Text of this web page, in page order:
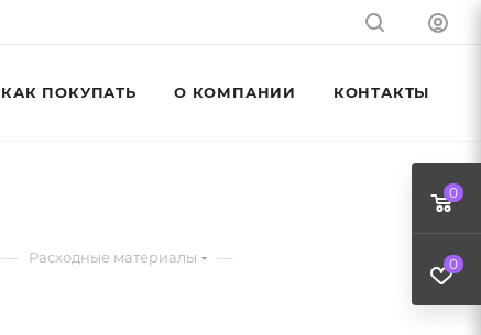
КАК ПОКУПАТЬ О КОМПАНИИ КОНТАКТЫ
— Расходные материалы —
0
0